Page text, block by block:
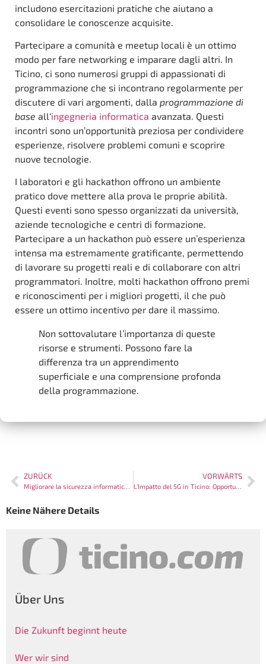
includono esercitazioni pratiche che aiutano a
consolidare le conoscenze acquisite.
Partecipare a comunità e meetup locali è un ottimo
modo per fare networking e imparare dagli altri. In
Ticino, ci sono numerosi gruppi di appassionati di
programmazione che si incontrano regolarmente per
discutere di vari argomenti, dalla programmazione di
base all‘ingegneria informatica avanzata. Questi
incontri sono un’opportunità preziosa per condividere
esperienze, risolvere problemi comuni e scoprire
nuove tecnologie.
I laboratori e gli hackathon offrono un ambiente
pratico dove mettere alla prova le proprie abilità.
Questi eventi sono spesso organizzati da università,
aziende tecnologiche e centri di formazione.
Partecipare a un hackathon può essere un’esperienza
intensa ma estremamente gratificante, permettendo
di lavorare su progetti reali e di collaborare con altri
programmatori. Inoltre, molti hackathon offrono premi
e riconoscimenti per i migliori progetti, il che può
essere un ottimo incentivo per dare il massimo.
Non sottovalutare l’importanza di queste
risorse e strumenti. Possono fare la
differenza tra un apprendimento
superficiale e una comprensione profonda
della programmazione.
ZURÜCK
Migliorare la sicurezza informatica in Ticino: Strategie e Soluzioni
VORWÄRTS
L’Impatto del 5G in Ticino: Opportunità e Sfide
Keine Nähere Details
Über Uns
Die Zukunft beginnt heute
Wer wir sind